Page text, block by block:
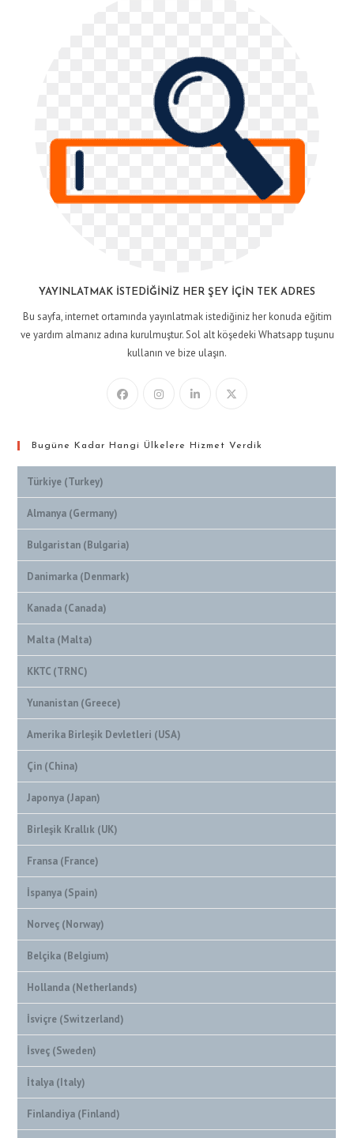
YAYINLATMAK İSTEDIĞINIZ HER ŞEY İÇIN TEK ADRES
Bu sayfa, internet ortamında yayınlatmak istediğiniz her konuda eğitim
ve yardım almanız adına kurulmuştur. Sol alt köşedeki Whatsapp tuşunu
kullanın ve bize ulaşın.
Bugüne Kadar Hangi Ülkelere Hizmet Verdik
Türkiye (Turkey)
Almanya (Germany)
Bulgaristan (Bulgaria)
Danimarka (Denmark)
Kanada (Canada)
Malta (Malta)
KKTC (TRNC)
Yunanistan (Greece)
Amerika Birleşik Devletleri (USA)
Çin (China)
Japonya (Japan)
Birleşik Krallık (UK)
Fransa (France)
İspanya (Spain)
Norveç (Norway)
Belçika (Belgium)
Hollanda (Netherlands)
İsviçre (Switzerland)
İsveç (Sweden)
İtalya (Italy)
Finlandiya (Finland)